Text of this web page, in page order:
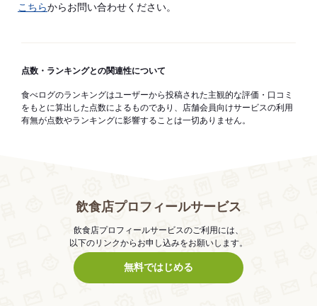
こちらからお問い合わせください。
点数・ランキングとの関連性について
食べログのランキングはユーザーから投稿された主観的な評価・口コミ
をもとに算出した点数によるものであり、店舗会員向けサービスの利用
有無が点数やランキングに影響することは一切ありません。
飲食店プロフィールサービス
飲食店プロフィールサービスのご利用には、
以下のリンクからお申し込みをお願いします。
無料ではじめる